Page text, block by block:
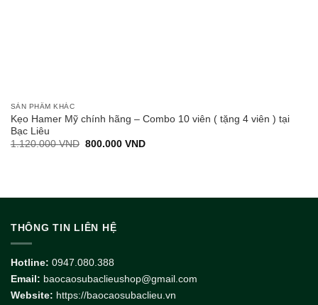
SẢN PHẨM KHÁC
Kẹo Hamer Mỹ chính hãng – Combo 10 viên ( tặng 4 viên ) tại
Bạc Liêu
1.120.000VND Giá
800.000 VNDGiá
THÔNG TIN LIÊN HỆ
Hotline: 0947.080.388
Email: baocaosubaclieushop@gmail.com
Website: https://baocaosubaclieu.vn